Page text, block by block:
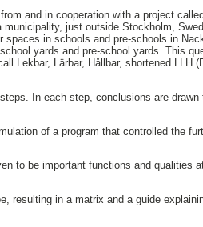
and in cooperation with a project
just outside Stockholm,
in schools and pre-schools in
yards and pre-school yards. This
Lekbar, Lärbar, Hållbar, shortened LLH
In each step, conclusions are drawn
of a program that controlled the
to be important functions and qualities
resulting in a matrix and a guide